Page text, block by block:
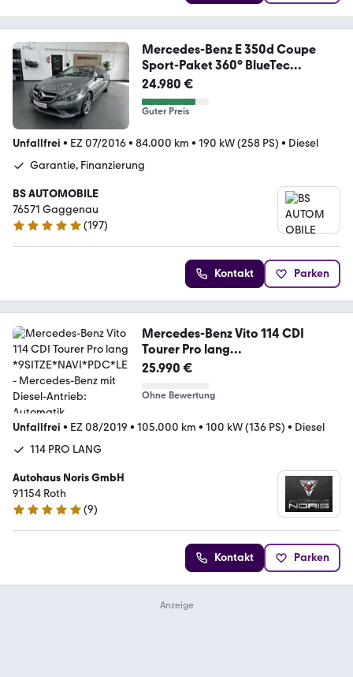
Mercedes-Benz E 350d Coupe
Sport-Paket 360° BlueTec
**84tkm**
24.980 €
Guter Preis
Unfallfrei • EZ 07/2016• 84.000 km • 190 kW (258 PS) • Diesel
Garantie, Finanzierung
BS AUTOMOBILE
76571 Gaggenau
4.9 Sterne
(197)
Kontakt Parken
Mercedes-Benz Vito 114 CDI
Tourer Pro lang
*9SITZE*NAVI*PDC*LE
25.990 €
Ohne Bewertung
Unfallfrei • EZ 08/2019 • 105.000 km • 100 kW (136 PS) • Diesel
114 PRO LANG
Autohaus Noris GmbH
91154 Roth
4.9 Sterne
(9)
Kontakt Parken